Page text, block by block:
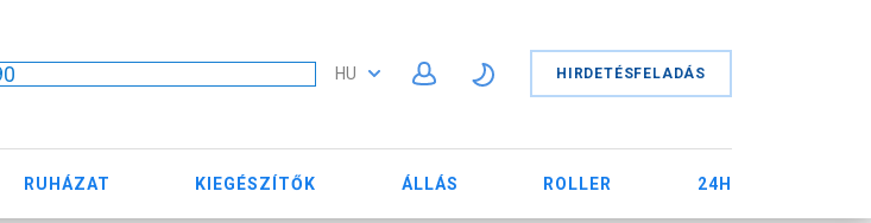
HU HIRDETÉSFELADÁS
RUHÁZAT KIEGÉSZÍTŐK ÁLLÁS ROLLER 24H